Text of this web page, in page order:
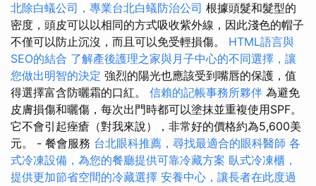
北除白蟻公司，專業台北白蟻防治公司 根據頭髮和髮型的
密度，頭皮可以以相同的方式吸收紫外線，因此淺色的帽子
不僅可以防止沉沒，而且可以免受輕損傷。 HTML語言與
SEO的結合 了解產後護理之家與月子中心的不同選擇，讓
您做出明智的決定 強烈的陽光也應該受到嘴唇的保護，值
得選擇富含防曬霜的口紅。 信賴的記帳事務所夥伴 為避免
皮膚損傷和曬傷，每次出門時都可以塗抹並重複使用SPF。
它不會引起痤瘡（對我來說），非常好的價格約為5,600美
元。 - 餐會服務 台北眼科推薦，尋找最適合的眼科醫師 各
式冷凍設備，為您的餐廳提供可靠冷藏方案 臥式冷凍櫃，
提供更加節省空間的冷藏選擇 安養中心，讓長者在此度過